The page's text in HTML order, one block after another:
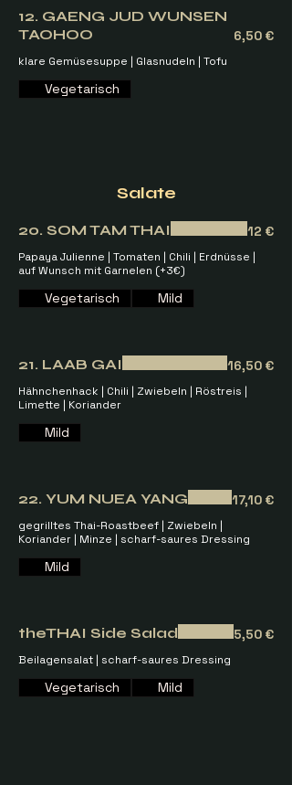
12. GAENG JUD WUNSEN
TAOHOO
klare Gemüsesuppe | Glasnudeln | Tofu
6,50 €
Vegetarisch
Salate
20. SOM TAM THAI
Papaya Julienne | Tomaten | Chili | Erdnüsse |
auf Wunsch mit Garnelen (+3€)
12 €
Vegetarisch Mild
21. LAAB GAI
Hähnchenhack | Chili | Zwiebeln | Röstreis |
Limette | Koriander
16,50 €
Mild
22. YUM NUEA YANG
gegrilltes Thai-Roastbeef | Zwiebeln |
Koriander | Minze | scharf-saures Dressing
17,10 €
Mild
theTHAI Side Salad
Beilagensalat | scharf-saures Dressing
5,50 €
Vegetarisch Mild